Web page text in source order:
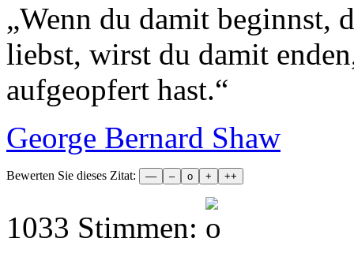
„Wenn du damit beginnst,
liebst, wirst du damit
aufgeopfert hast.“
George Bernard Shaw
Bewerten Sie dieses Zitat:
1033 Stimmen: